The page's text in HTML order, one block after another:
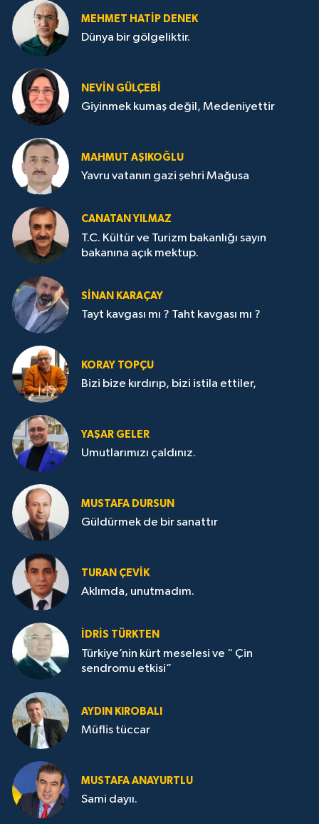
MEHMET HATİP DENEK
Dünya bir gölgeliktir.
NEVİN GÜLÇEBİ
Giyinmek kumaş değil, Medeniyettir
MAHMUT AŞIKOĞLU
Yavru vatanın gazi şehri Mağusa
CANATAN YILMAZ
T.C. Kültür ve Turizm bakanlığı sayın
bakanına açık mektup.
SİNAN KARAÇAY
Tayt kavgası mı ? Taht kavgası mı ?
KORAY TOPÇU
Bizi bize kırdırıp, bizi istila ettiler,
YAŞAR GELER
Umutlarımızı çaldınız.
MUSTAFA DURSUN
Güldürmek de bir sanattır
TURAN ÇEVİK
Aklımda, unutmadım.
İDRİS TÜRKTEN
Türkiye’nin kürt meselesi ve “ Çin
sendromu etkisi”
AYDIN KIROBALI
Müflis tüccar
MUSTAFA ANAYURTLU
Sami dayıı.